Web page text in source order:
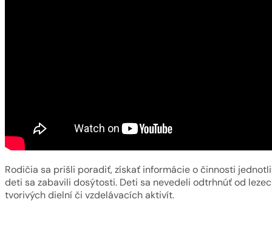
Rodičia sa prišli poradiť, získať informácie o činnosti
deti sa zabavili dosýtosti. Deti sa nevedeli odtrhnúť od
tvorivých dielní či vzdelávacích aktivít.